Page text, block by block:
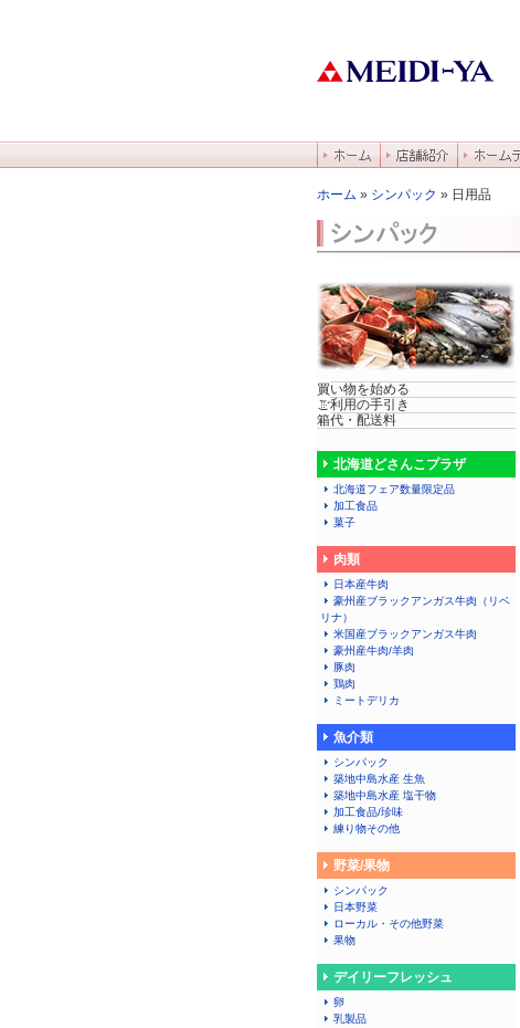
ホーム » シンパック » 日用品
買い物を始める
ご利用の手引き
箱代・配送料
北海道どさんこプラザ
北海道フェア数量限定品
加工食品
菓子
肉類
日本産牛肉
豪州産ブラックアンガス牛肉（リベ
リナ）
米国産ブラックアンガス牛肉
豪州産牛肉/羊肉
豚肉
鶏肉
ミートデリカ
魚介類
シンパック
築地中島水産 生魚
築地中島水産 塩干物
加工食品/珍味
練り物その他
野菜/果物
シンパック
日本野菜
ローカル・その他野菜
果物
デイリーフレッシュ
卵
乳製品